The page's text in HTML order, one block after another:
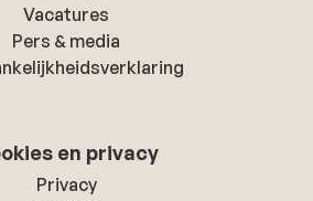
Vacatures
Pers & media
en privacy
Privacy